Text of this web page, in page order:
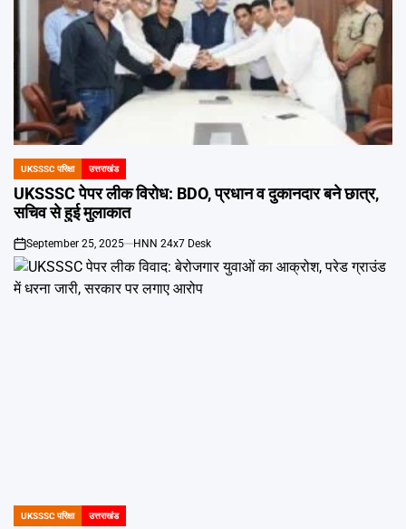
POSTED
IN
UKSSSC परिक्षा उत्तराखंड
UKSSSC पेपर लीक विरोध: BDO, प्रधान व दुकानदार बने छात्र,
सचिव से हुई मुलाकात
on
September 25, 2025 HNN 24x7 Desk
POSTED
UKSSSC परिक्षा उत्तराखंड